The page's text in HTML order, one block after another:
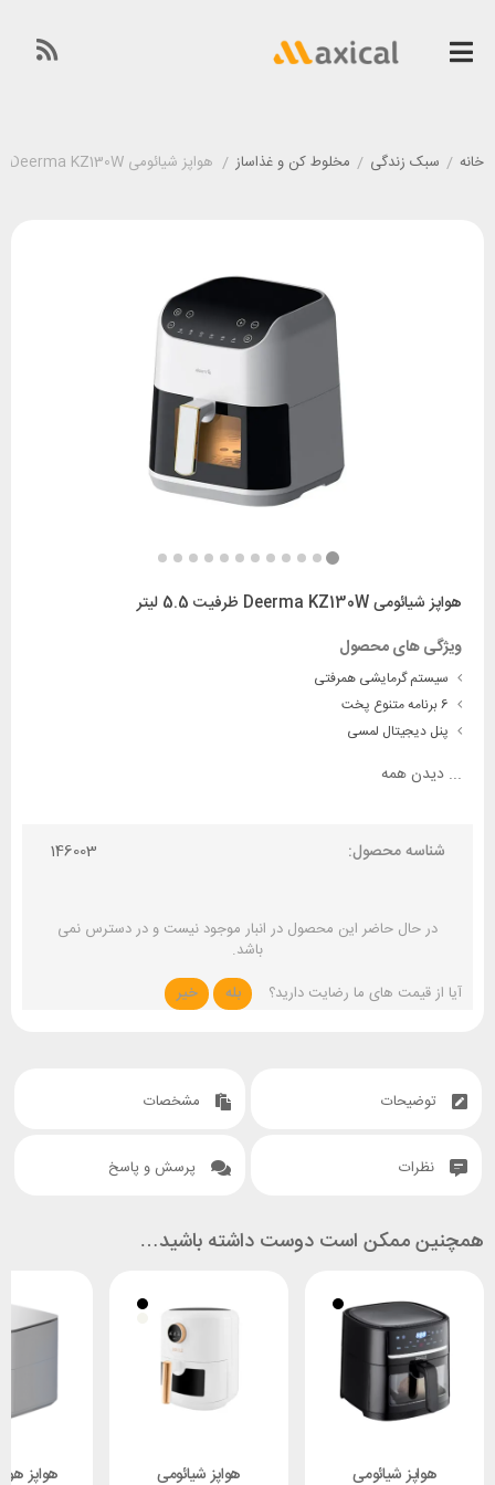
خانه / سبک زندگی / مخلوط کن و غذاساز / هواپز شیائومی Deerma KZ130W ظرفیت 5.5 لیتر
هواپز شیائومی Deerma KZ130W ظرفیت 5.5 لیتر
ویژگی های محصول
سیستم گرمایشی همرفتی
پنل دیجیتال لمسی
... دیدن همه
شناسه محصول: 146003
در حال حاضر این محصول در انبار موجود نیست و در دسترس نمی
باشد.
آیا از قیمت های ما رضایت دارید؟
بله خیر
توضیحات مشخصات
نظرات پرسش و پاسخ
همچنین ممکن است دوست داشته باشید…
هواپز شیائومی
هواپز شیائومی